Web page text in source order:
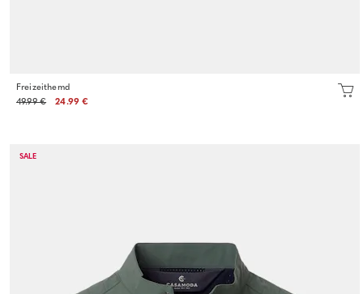
Freizeithemd
49.99 €
24.99 €
SALE